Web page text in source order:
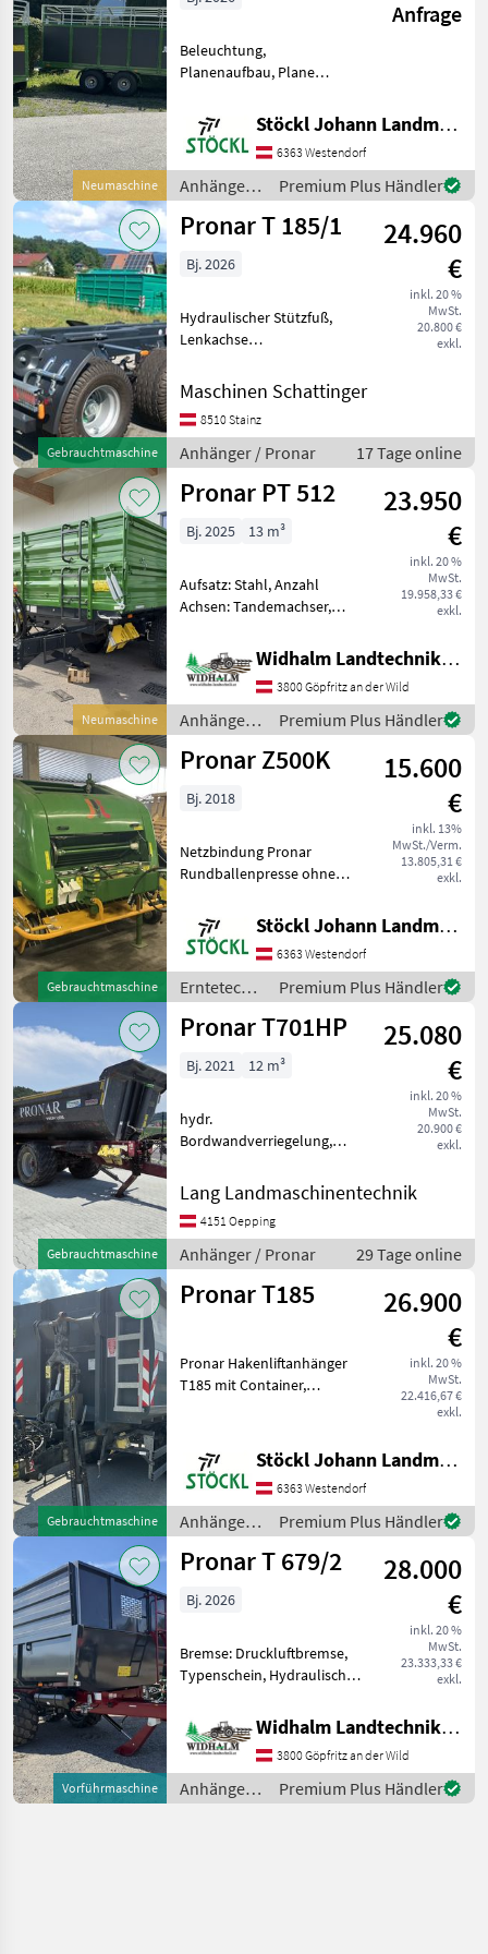
Neumaschine
Anfrage
Beleuchtung,
Planenaufbau, Plane
Tiertransportanhänger auf
Lager und sofort verfügbar,
fragen Sie uns….. Anhänger
Anhänger für
Tiertransporte
Stöckl Johann Landmaschinen GesmbH & Co KG
6363 Westendorf
Anhänger /
Pronar
Premium Plus Händler
Gebrauchtmaschine
Pronar T 185/1
24.960
€
inkl. 20 %
MwSt.
20.800 €
exkl.
Bj. 2026
Hydraulischer Stützfuß,
Lenkachse
mit 15T GG, 11900 kg NL, 2
Leiter DL Anlage mit ALB, 40
km/h Ausführung,
Werkzeugkasten, hydr.
Abstützung
Maschinen Schattinger
8510 Stainz
Anhänger / Pronar 17 Tage online
Neumaschine
Pronar PT 512
23.950
€
inkl. 20 %
MwSt.
19.958,33 €
exkl.
Bj. 2025 13 m³
Aufsatz: Stahl, Anzahl
Achsen: Tandemachser,
Kipper, Bremse:
Druckluftbremse, Pendel-
Bordwände, Hydraulischer
Stützfuß 25km/h, 385/65
R22, 5 RE,
Widhalm Landtechnik GmbH
3800 Göpfritz an der Wild
Anhänger /
Pronar
Premium Plus Händler
Gebrauchtmaschine
Pronar Z500K
15.600
€
inkl. 13%
MwSt./Verm.
13.805,31 €
exkl.
Bj. 2018
Netzbindung Pronar
Rundballenpresse ohne
Netzbindung, Breite
Bereifung, wenig Ballen
gepresst (B) Erntetechnik
Grünland
Rundballenpressen
Stöckl Johann Landmaschinen GesmbH & Co KG
6363 Westendorf
Erntetechnik
Grünland /
Pronar
Premium Plus Händler
Gebrauchtmaschine
Pronar T701HP
25.080
€
inkl. 20 %
MwSt.
20.900 €
exkl.
Bj. 2021 12 m³
hydr.
Bordwandverriegelung,
Stützfuß, Hydraulische
Bordwandverriegelung 40
km/h Ausführung Zul.
Gesamtgewicht: 22T
Anhänger Muldenkipper
Lang Landmaschinentechnik
4151 Oepping
Anhänger / Pronar 29 Tage online
Gebrauchtmaschine
Pronar T185
26.900
€
inkl. 20 %
MwSt.
22.416,67 €
exkl.
Pronar Hakenliftanhänger
T185 mit Container,
Anhänger
Hakenliftanhänger
Stöckl Johann Landmaschinen GesmbH & Co KG
6363 Westendorf
Anhänger /
Pronar
Premium Plus Händler
Vorführmaschine
Pronar T 679/2
28.000
€
inkl. 20 %
MwSt.
23.333,33 €
exkl.
Bj. 2026
Bremse: Druckluftbremse,
Typenschein, Hydraulischer
Rückwand Aufsätze
800mm, Werkzeugkasten,
Druckluftbremse mit ALB
Regler WABCO, Bereifung
560/
Widhalm Landtechnik GmbH
3800 Göpfritz an der Wild
Anhänger /
Pronar
Premium Plus Händler